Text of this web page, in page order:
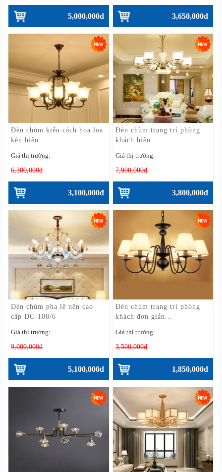
5,000,000đ 3,650,000đ
Đèn chùm kiểu cách hoa loa
kèn hiện...
Giá thị trường:
6,300,000đ
3,100,000đ
Đèn chùm trang trí phòng
khách hiện...
Giá thị trường:
7,900,000đ
3,800,000đ
Đèn chùm pha lê nến cao
cấp DC-108/6
Giá thị trường:
9,000,000đ
5,100,000đ
Đèn chùm trang trí phòng
khách đơn giản...
Giá thị trường:
3,500,000đ
1,850,000đ